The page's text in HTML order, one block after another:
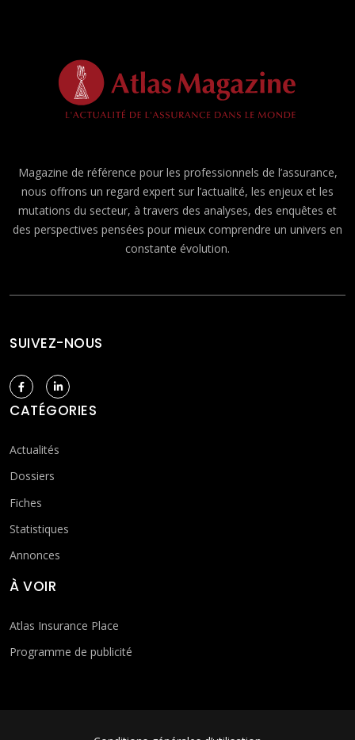
Magazine de référence pour les professionnels de l’assurance,
nous offrons un regard expert sur l’actualité, les enjeux et les
mutations du secteur, à travers des analyses, des enquêtes et
des perspectives pensées pour mieux comprendre un univers en
constante évolution.
SUIVEZ-NOUS
CATÉGORIES
Actualités
Dossiers
Fiches
Statistiques
Annonces
À VOIR
Atlas Insurance Place
Programme de publicité